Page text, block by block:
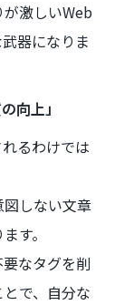
激しいWeb
器になりま
向上」
るわけでは
しない文章
す。
なタグを削
で、自分な